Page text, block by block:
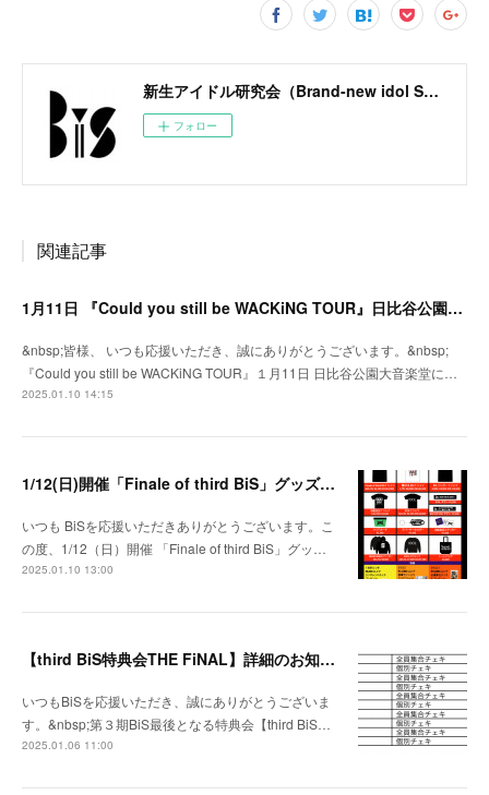
新生アイドル研究会（Brand-new idol Society）公式サイト / BiS OFFICIAL SITE
フォロー
関連記事
1月11日 『Could you still be WACKiNG TOUR』日比谷公園大音楽堂にてグッズ販売決定！
&nbsp;皆様、 いつも応援いただき、誠にありがとうございます。&nbsp;
『Could you still be WACKiNG TOUR』１月11日 日比谷公園大音楽堂に…
2025.01.10 14:15
1/12(日)開催「Finale of third BiS」グッズ販売時間・チケット特典のお知らせ
いつも BiSを応援いただきありがとうございます。こ
の度、1/12（日）開催 「Finale of third BiS」グッ…
2025.01.10 13:00
【third BiS特典会THE FiNAL】詳細のお知らせ
いつもBiSを応援いただき、誠にありがとうございま
す。&nbsp;第３期BiS最後となる特典会【third BiS…
2025.01.06 11:00